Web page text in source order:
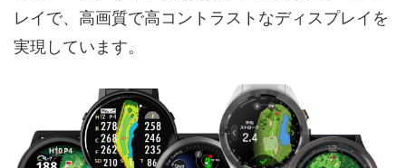
レイで、高画質で高コントラストなディスプレイを
実現しています。